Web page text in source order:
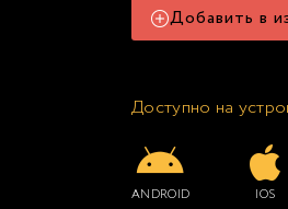
Добавить в
Доступно на
ANDROID IOS